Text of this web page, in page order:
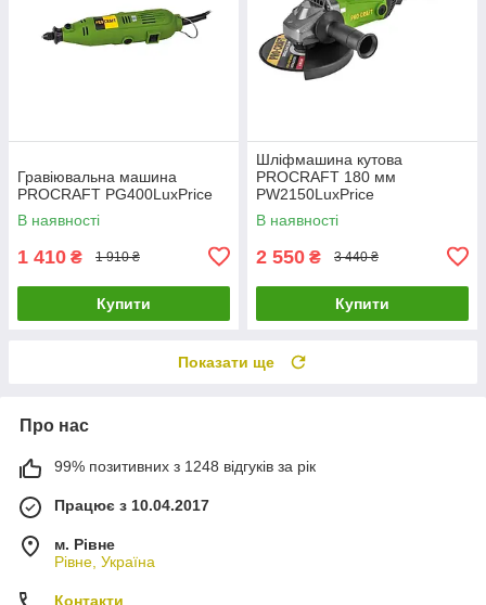
Гравіювальна машина
PROCRAFT PG400LuxPrice
В наявності
1 410 ₴ 1 910 ₴
Купити
Шліфмашина кутова
PROCRAFT 180 мм
PW2150LuxPrice
В наявності
2 550 ₴ 3 440 ₴
Купити
Показати ще
Про нас
99% позитивних з 1248 відгуків за рік
Працює з 10.04.2017
м. Рівне
Рівне, Україна
Контакти